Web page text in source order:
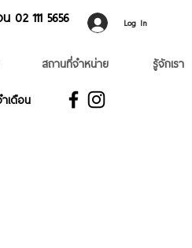
02 ​111 5656 Log In
สถานที่จำหน่าย รู้จักเรา
ำเดือน